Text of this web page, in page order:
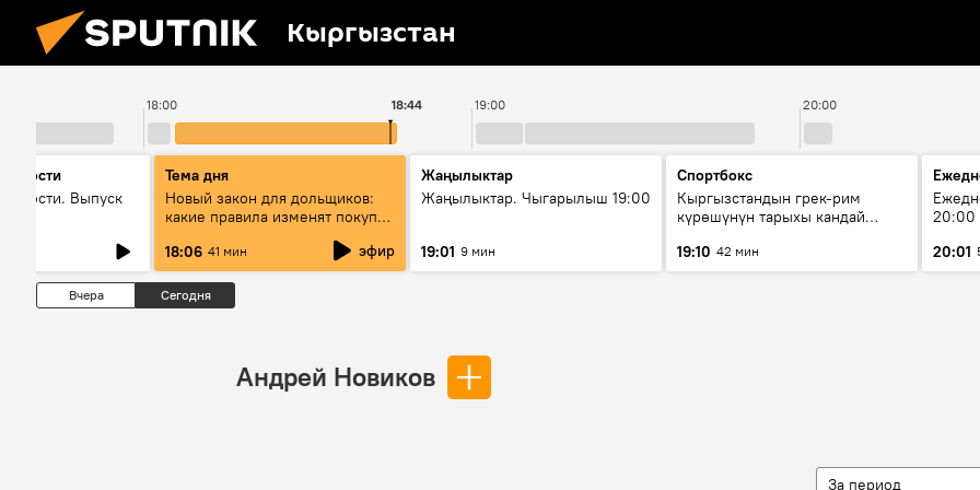
Кыргызстан
18:00 19:00 20:00
18:44
Выпуск
Тема дня
Новый закон для дольщиков:
какие правила изменят покупку
18:06 41 мин эфир
Жаңылыктар
Жаңылыктар. Чыгарылыш 19:00
19:01 9 мин
Спортбокс
Кыргызстандын грек-рим
күрөшүнүн тарыхы кандай
19:10 42 мин
20:00
20:01
Вчера Сегодня
Андрей Новиков
За период